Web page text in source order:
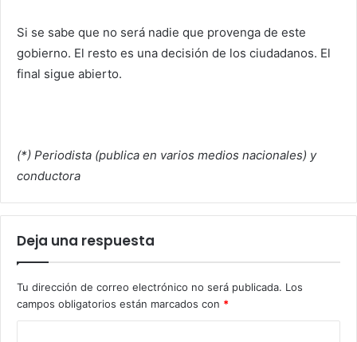
Si se sabe que no será nadie que provenga de este
gobierno. El resto es una decisión de los ciudadanos. El
final sigue abierto.
(*) Periodista (publica en varios medios nacionales) y
conductora
Deja una respuesta
Tu dirección de correo electrónico no será publicada. Los
campos obligatorios están marcados con *